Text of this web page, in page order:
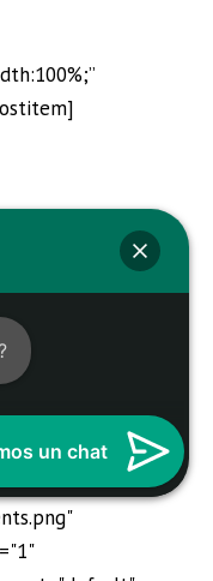
item_tablet="3"
wp-
un chat